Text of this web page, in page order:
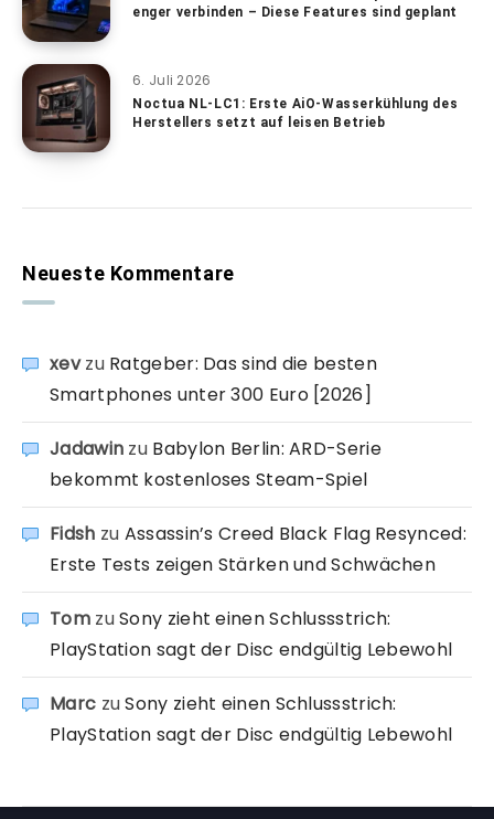
enger verbinden – Diese Features sind geplant
6. Juli 2026
Noctua NL-LC1: Erste AiO-Wasserkühlung des
Herstellers setzt auf leisen Betrieb
Neueste Kommentare
xevzu Ratgeber: Das sind die besten
Smartphones unter 300 Euro [2026]
Jadawin zu Babylon Berlin: ARD-Serie
bekommt kostenloses Steam-Spiel
Fidsh zu Assassin’s Creed Black Flag Resynced:
Erste Tests zeigen Stärken und Schwächen
TomzuSony zieht einen Schlussstrich:
PlayStation sagt der Disc endgültig Lebewohl
Marc zuSony zieht einen Schlussstrich:
PlayStation sagt der Disc endgültig Lebewohl